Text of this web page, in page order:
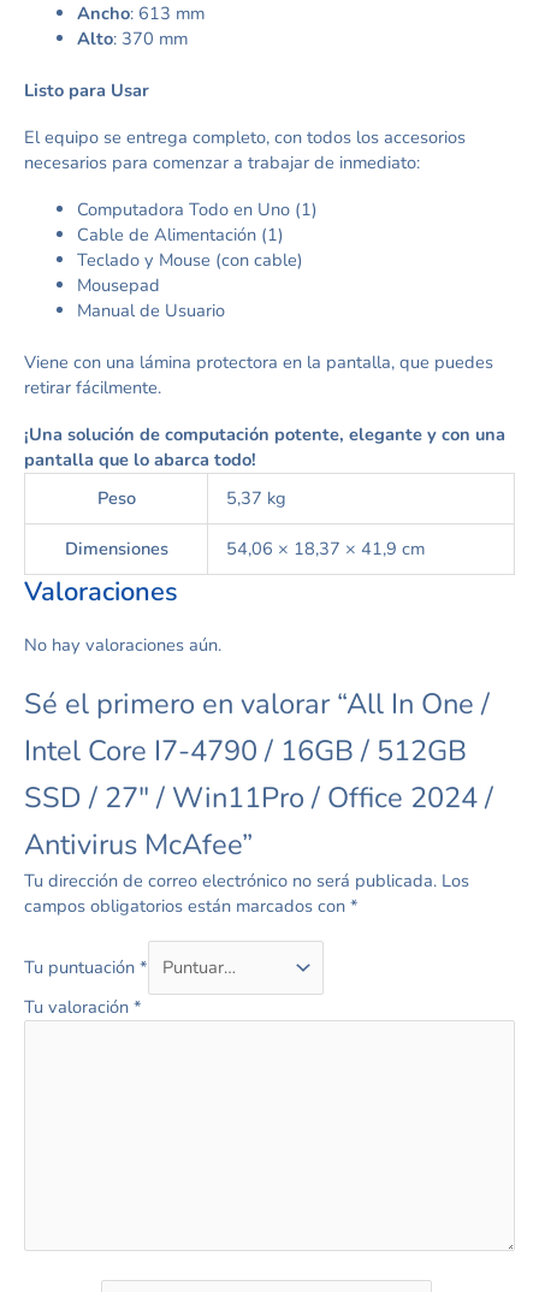
Ancho: 613 mm
Alto: 370 mm
Listo para Usar
El equipo se entrega completo, con todos los accesorios
necesarios para comenzar a trabajar de inmediato:
Computadora Todo en Uno (1)
Cable de Alimentación (1)
Teclado y Mouse (con cable)
Mousepad
Manual de Usuario
Viene con una lámina protectora en la pantalla, que puedes
retirar fácilmente.
¡Una solución de computación potente, elegante y con una
pantalla que lo abarca todo!
Peso
5,37 kg
Dimensiones 54,06 × 18,37 × 41,9 cm
Valoraciones
No hay valoraciones aún.
Sé el primero en valorar “All In One /
Intel Core I7-4790 / 16GB / 512GB
SSD / 27″ / Win11Pro / Office 2024 /
Antivirus McAfee”
Tu dirección de correo electrónico no será publicada. Los
campos obligatorios están marcados con *
Tu puntuación *
Tu valoración *